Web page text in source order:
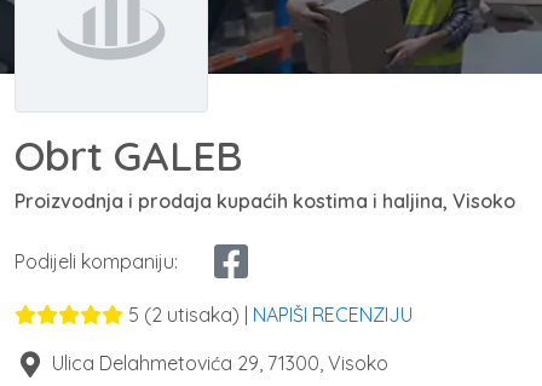
Obrt GALEB
Proizvodnja i prodaja kupaćih kostima i haljina, Visoko
Podijeli kompaniju:
5 (2 utisaka) | NAPIŠI RECENZIJU
Ulica Delahmetovića 29 71300 Visoko